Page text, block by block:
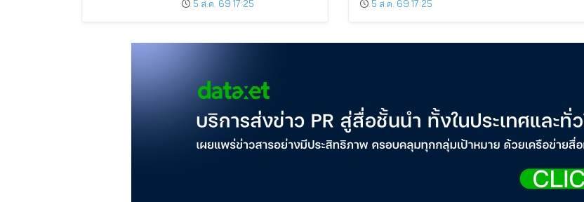
ชีวิต
5 ส.ค. 69 17:25 5 ส.ค. 69 17:25